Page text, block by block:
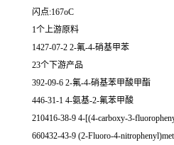
闪点:167oC
1个上游原料
1427-07-2 2-氟-4-硝基甲苯
23个下游产品
392-09-6 2-氟-4-硝基苯甲酸甲酯
446-31-1 4-氨基-2-氟苯甲酸
210416-38-9 4-[(4-carboxy-3-
660432-43-9 (2-Fluoro-4-